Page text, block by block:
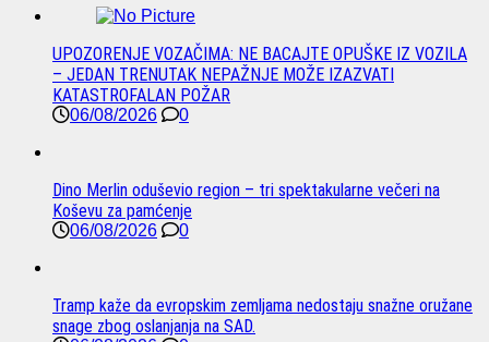
UPOZORENJE VOZAČIMA: NE BACAJTE OPUŠKE IZ VOZILA
– JEDAN TRENUTAK NEPAŽNJE MOŽE IZAZVATI
KATASTROFALAN POŽAR
06/08/2026 0
Dino Merlin oduševio region – tri spektakularne večeri na
Koševu za pamćenje
06/08/2026 0
Tramp kaže da evropskim zemljama nedostaju snažne oružane
snage zbog oslanjanja na SAD.